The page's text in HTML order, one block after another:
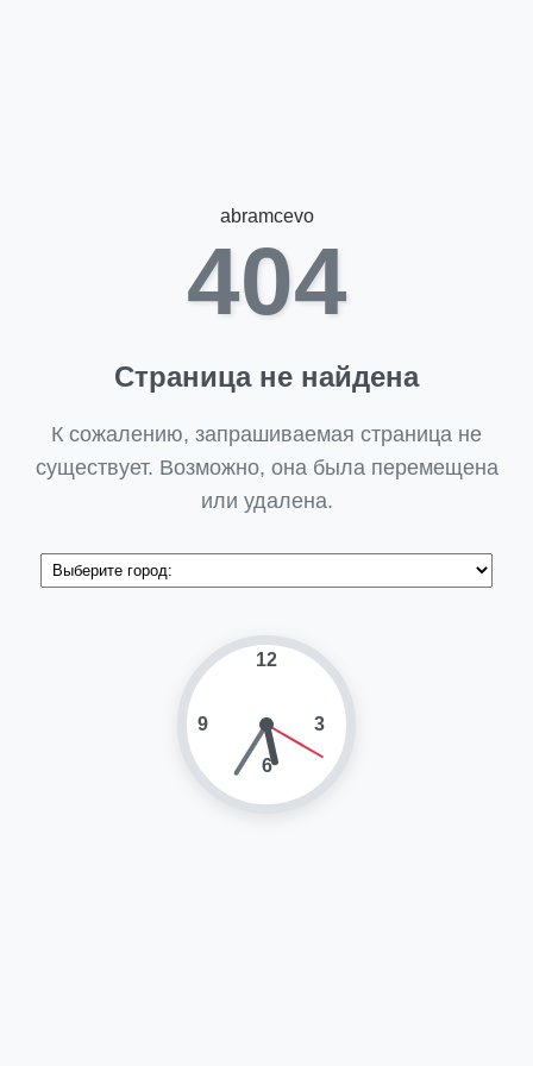
abramcevo
404
Страница не найдена
К сожалению, запрашиваемая страница не
существует. Возможно, она была перемещена
или удалена.
12
3
6
9